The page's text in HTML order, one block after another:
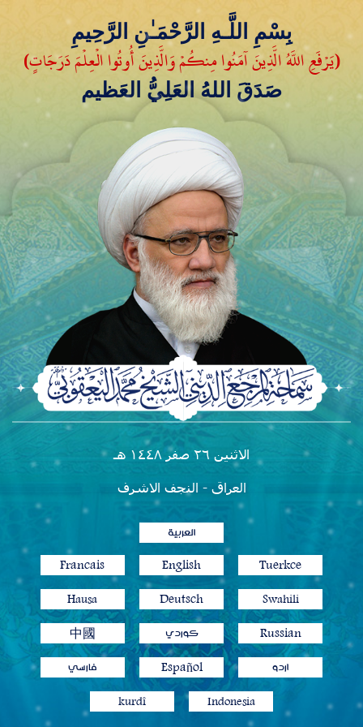
بِسْمِ اللَّـهِ الرَّحْمَـٰنِ الرَّحِيمِ
(يَرْفَعِ اللَّهُ الَّذِينَ آمَنُوا مِنكُمْ وَالَّذِينَ أُوتُوا الْعِلْمَ دَرَجَاتٍ)
صَدَقَ اللهُ العَلِيُّ العَظيم
العراق - النجف الاشرف
الاثنين ٢٦ صفر ١٤٤٨ هـ
العربية
Tuerkce
English
Francais
Swahili
Deutsch
Hausa
Russian كوردي 中國
اردو Español فارسي
Indonesia
kurdî